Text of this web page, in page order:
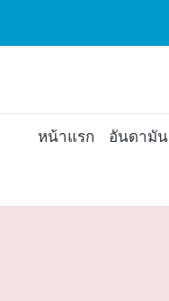
หน้าแรก อันดามัน